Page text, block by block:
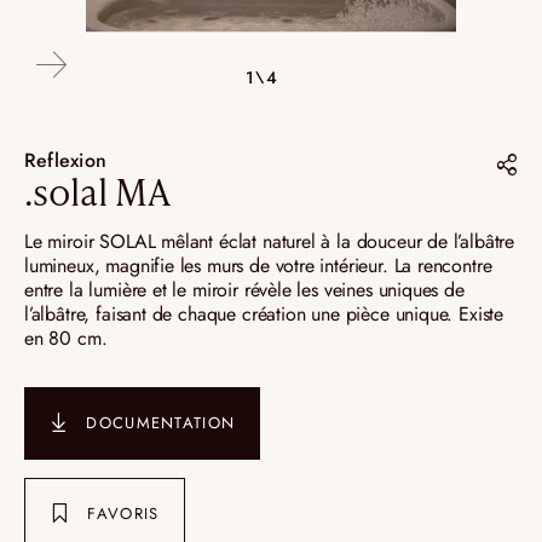
1\4
2\4
3\4
4\4
Reflexion
.solal MA
Partager sur :
Pinterest
Instagram
Le miroir SOLAL mêlant éclat naturel à la douceur de l’albâtre
lumineux, magnifie les murs de votre intérieur. La rencontre
entre la lumière et le miroir révèle les veines uniques de
l’albâtre, faisant de chaque création une pièce unique. Existe
en 80 cm.
DOCUMENTATION
FAVORIS